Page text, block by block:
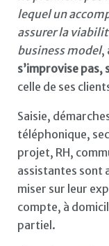
lequel un
assurer la
business model,
s’improvise pas,
celle de ses
Saisie,
téléphonique,
projet, RH,
assistantes sont
miser sur leur
compte, à
partiel.